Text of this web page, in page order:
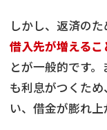
しかし、返済の
借入先が増える
とが一般的です
も利息がつくた
い、借金が膨れ上